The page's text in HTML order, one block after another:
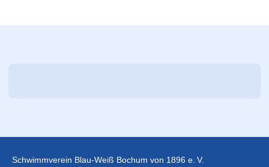
Schwimmverein Blau-Weiß Bochum von 1896 e. V.